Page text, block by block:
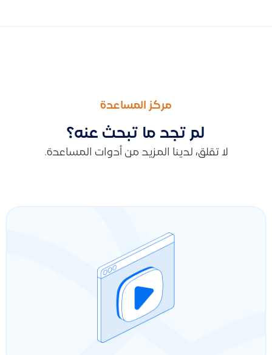
مركز المساعدة
لم تجد ما تبحث عنه؟
لا تقلق، لدينا المزيد من أدوات المساعدة.